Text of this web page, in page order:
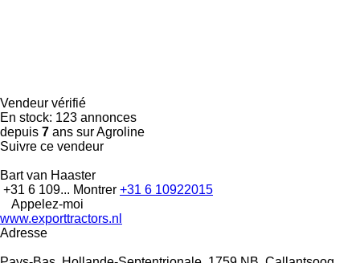
Vendeur vérifié
En stock: 123 annonces
depuis 7 ans sur Agroline
Suivre ce vendeur
Bart van Haaster
+31 6 109... Montrer +31 6 10922015
Appelez-moi
www.exporttractors.nl
Adresse